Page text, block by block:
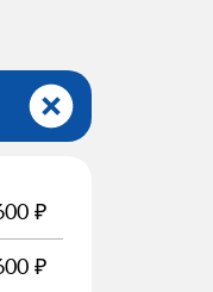
₽
₽